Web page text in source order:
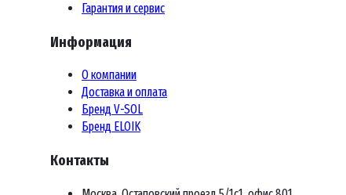
Гарантия и сервис
Информация
О компании
Доставка и оплата
Бренд V-SOL
Бренд ELOIK
Контакты